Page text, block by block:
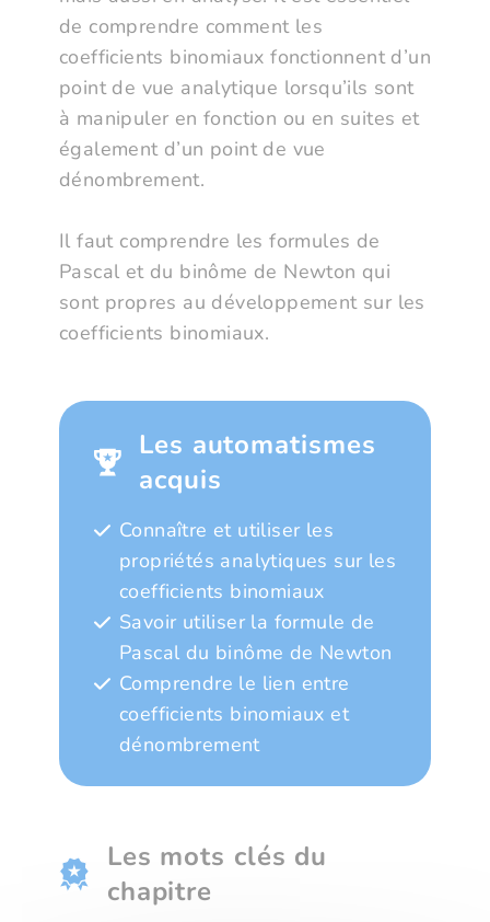
de comprendre comment les
coefficients binomiaux fonctionnent d’un
point de vue analytique lorsqu’ils sont
à manipuler en fonction ou en suites et
également d’un point de vue
dénombrement.
Il faut comprendre les formules de
Pascal et du binôme de Newton qui
sont propres au développement sur les
coefficients binomiaux.
Les automatismes
acquis
Connaître et utiliser les
propriétés analytiques sur les
coefficients binomiaux
Savoir utiliser la formule de
Pascal du binôme de Newton
Comprendre le lien entre
coefficients binomiaux et
dénombrement
Les mots clés du
chapitre